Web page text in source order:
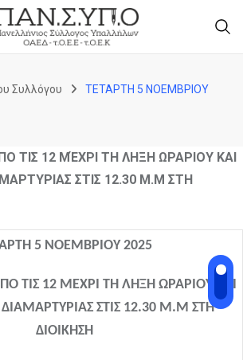
Συλλόγου
ΤΕΤΑΡΤΗ 5 ΝΟΕΜΒΡΙΟΥ
ΤΙΣ 12 ΜΈΧΡΙ ΤΗ ΛΗΞΗ ΩΡΑΡΙΟΥ ΚΑΙ
ΣΤΙΣ 12.30 Μ.Μ ΣΤΗ
5 ΝΟΕΜΒΡΙΟΥ 2025
ΤΙΣ 12 ΜΈΧΡΙ ΤΗ ΛΗΞΗ ΩΡΑΡΙΟΥ ΚΑΙ
ΣΤΙΣ 12.30 Μ.Μ ΣΤΗ
ΔΙΟΙΚΗΣΗ